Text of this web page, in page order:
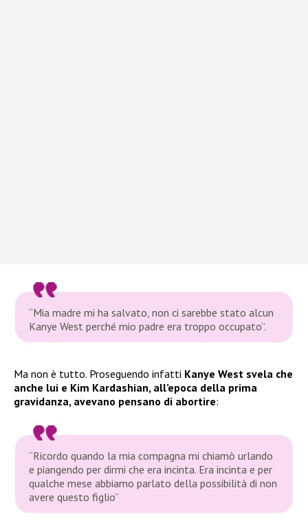
“Mia madre mi ha salvato, non ci sarebbe stato alcun
Kanye West perché mio padre era troppo occupato”.
Ma non è tutto. Proseguendo infatti Kanye West svela che
anche lui e Kim Kardashian, all’epoca della prima
gravidanza, avevano pensano di abortire:
“Ricordo quando la mia compagna mi chiamò urlando
e piangendo per dirmi che era incinta. Era incinta e per
qualche mese abbiamo parlato della possibilità di non
avere questo figlio”